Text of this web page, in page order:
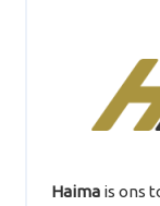
Haima is ons